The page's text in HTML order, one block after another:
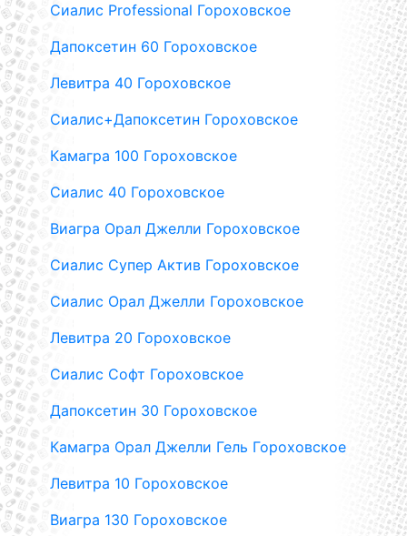
Сиалис Professional Гороховское
Дапоксетин 60 Гороховское
Левитра 40 Гороховское
Сиалис+Дапоксетин Гороховское
Камагра 100 Гороховское
Сиалис 40 Гороховское
Виагра Орал Джелли Гороховское
Сиалис Супер Актив Гороховское
Сиалис Орал Джелли Гороховское
Левитра 20 Гороховское
Сиалис Софт Гороховское
Дапоксетин 30 Гороховское
Камагра Орал Джелли Гель Гороховское
Левитра 10 Гороховское
Виагра 130 Гороховское